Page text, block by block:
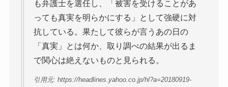
も弁護士を選任し、「被害を受けることがあ
っても真実を明らかにする」として強硬に対
抗している。果たして彼らが言うあの日の
「真実」とは何か、取り調べの結果が出るま
で関心は絶えないものと見られる。
引用元: https://headlines.yahoo.co.jp/hl?a=20180919-